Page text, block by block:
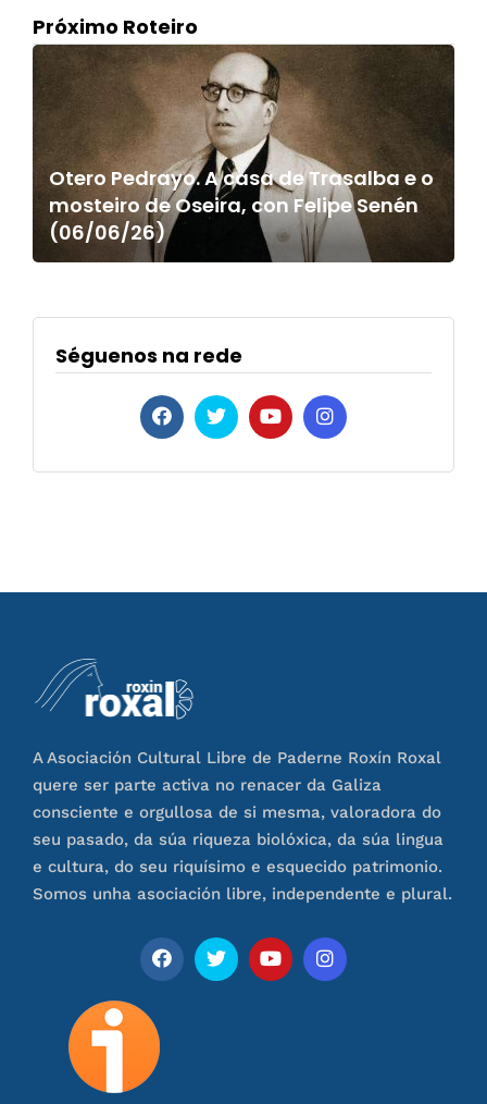
Próximo Roteiro
Otero Pedrayo. A casa de Trasalba e o
mosteiro de Oseira, con Felipe Senén
(06/06/26)
Séguenos na rede
A Asociación Cultural Libre de Paderne Roxín Roxal
quere ser parte activa no renacer da Galiza
consciente e orgullosa de si mesma, valoradora do
seu pasado, da súa riqueza biolóxica, da súa lingua
e cultura, do seu riquísimo e esquecido patrimonio.
Somos unha asociación libre, independente e plural.